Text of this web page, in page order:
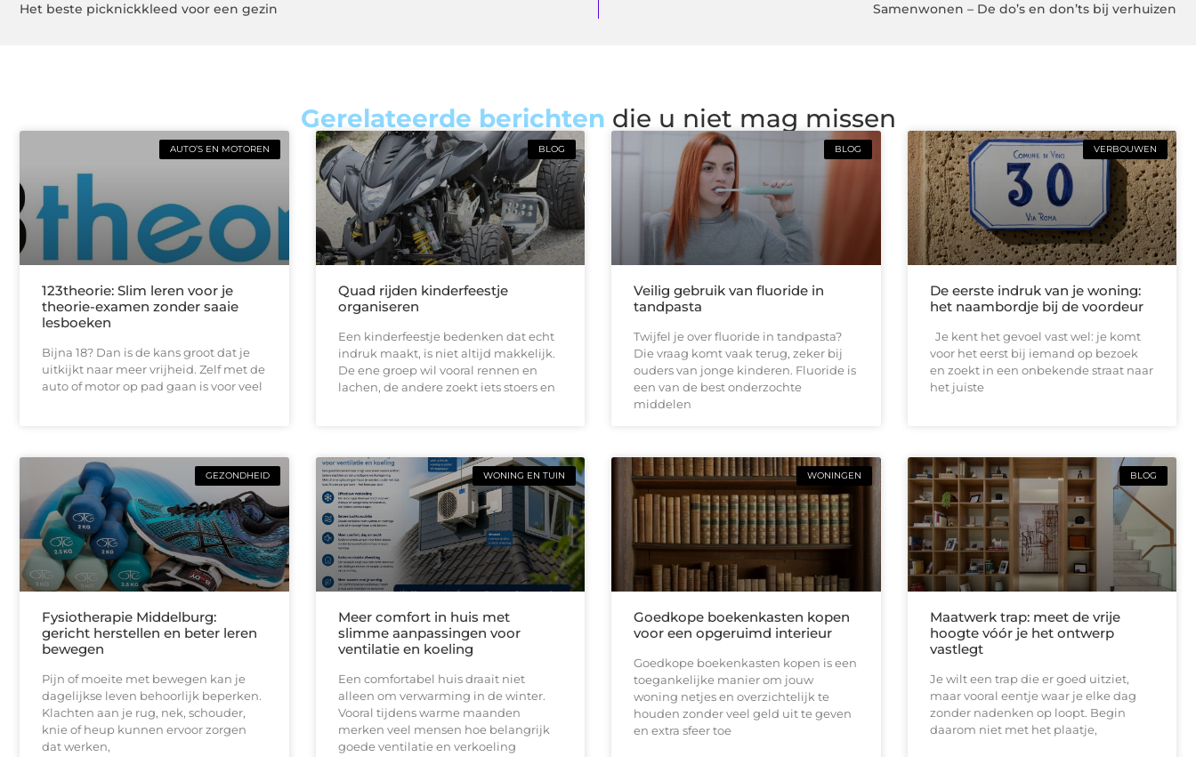
Het beste picknickkleed voor een gezin Samenwonen – De do’s en don’ts bij verhuizen
Gerelateerde berichten die u niet mag missen
AUTO’S EN MOTOREN
123theorie: Slim leren voor je
theorie-examen zonder saaie
lesboeken
Bijna 18? Dan is de kans groot dat je
uitkijkt naar meer vrijheid. Zelf met de
auto of motor op pad gaan is voor veel
BLOG
Quad rijden kinderfeestje
organiseren
Een kinderfeestje bedenken dat echt
indruk maakt, is niet altijd makkelijk.
De ene groep wil vooral rennen en
lachen, de andere zoekt iets stoers en
BLOG
Veilig gebruik van fluoride in
tandpasta
Twijfel je over fluoride in tandpasta?
Die vraag komt vaak terug, zeker bij
ouders van jonge kinderen. Fluoride is
een van de best onderzochte
middelen
VERBOUWEN
De eerste indruk van je woning:
het naambordje bij de voordeur
Je kent het gevoel vast wel: je komt
voor het eerst bij iemand op bezoek
en zoekt in een onbekende straat naar
het juiste
GEZONDHEID
Fysiotherapie Middelburg:
gericht herstellen en beter leren
bewegen
Pijn of moeite met bewegen kan je
dagelijkse leven behoorlijk beperken.
Klachten aan je rug, nek, schouder,
knie of heup kunnen ervoor zorgen
dat werken,
WONING EN TUIN
Meer comfort in huis met
slimme aanpassingen voor
ventilatie en koeling
Een comfortabel huis draait niet
alleen om verwarming in de winter.
Vooral tijdens warme maanden
merken veel mensen hoe belangrijk
goede ventilatie en verkoeling
WONINGEN
Goedkope boekenkasten kopen
voor een opgeruimd interieur
Goedkope boekenkasten kopen is een
toegankelijke manier om jouw
woning netjes en overzichtelijk te
houden zonder veel geld uit te geven
en extra sfeer toe
BLOG
Maatwerk trap: meet de vrije
hoogte vóór je het ontwerp
vastlegt
Je wilt een trap die er goed uitziet,
maar vooral eentje waar je elke dag
zonder nadenken op loopt. Begin
daarom niet met het plaatje,